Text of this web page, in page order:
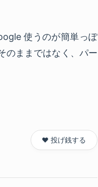
使うのが簡単っぽ
のままではなく、パー
❤️ 投げ銭する